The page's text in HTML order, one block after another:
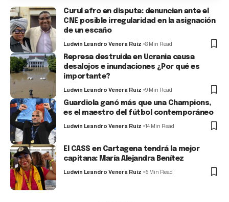
Curul afro en disputa: denuncian ante el
CNE posible irregularidad en la asignación
de un escaño
Ludwin Leandro Venera Ruiz 8 Min Read
Represa destruida en Ucrania causa
desalojos e inundaciones ¿Por qué es
importante?
Ludwin Leandro Venera Ruiz 9 Min Read
Guardiola ganó más que una Champions,
es el maestro del fútbol contemporáneo
Ludwin Leandro Venera Ruiz 14 Min Read
El CASS en Cartagena tendrá la mejor
capitana: María Alejandra Benítez
Ludwin Leandro Venera Ruiz 6 Min Read